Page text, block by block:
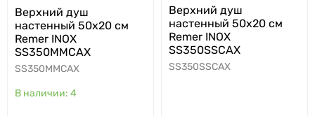
Верхний душ
настенный 50x20 см
Remer INOX
SS350MMCAX
SS350MMCAX
4
Верхний душ
настенный 50x20 см
Remer INOX
SS350SSCAX
SS350SSCAX